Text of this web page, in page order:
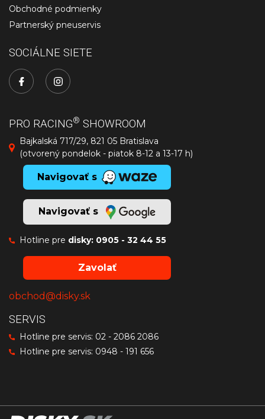
Obchodné podmienky
Partnerský pneuservis
SOCIÁLNE SIETE
PRO RACING® SHOWROOM
Bajkalská 717/29, 821 05 Bratislava
(otvorený pondelok - piatok 8-12 a 13-17 h)
Navigovať s
Navigovať s
Hotline pre disky: 0905 - 32 44 55
Zavolať
obchod@disky.sk
SERVIS
Hotline pre servis: 02 - 2086 2086
Hotline pre servis: 0948 - 191 656